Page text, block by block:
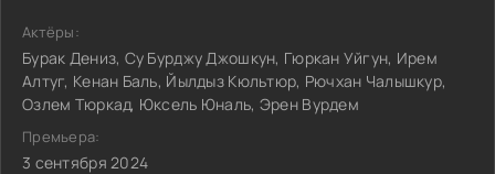
Актёры:
Бурак Дениз, Су Бурджу Джошкун, Гюркан Уйгун, Ирем
Алтуг, Кенан Баль, Йылдыз Кюльтюр, Рючхан Чалышкур,
Озлем Тюркад, Юксель Юналь, Эрен Вурдем
Премьера:
3 сентября 2024